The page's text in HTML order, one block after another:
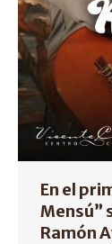
En el
Mensú”
Ramón